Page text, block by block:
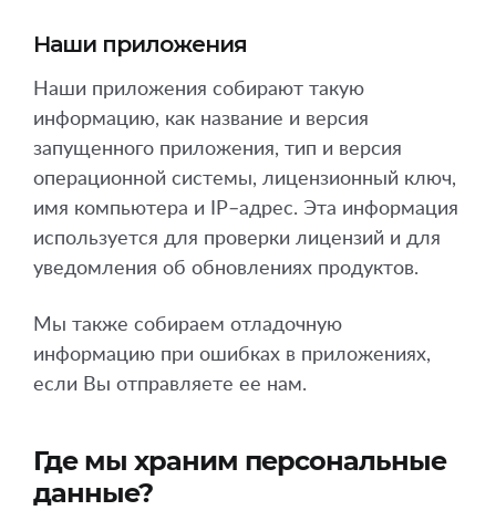
Наши приложения
Наши приложения собирают такую
информацию, как название и версия
запущенного приложения, тип и версия
операционной системы, лицензионный ключ,
имя компьютера и IP–адрес. Эта информация
используется для проверки лицензий и для
уведомления об обновлениях продуктов.
Мы также собираем отладочную
информацию при ошибках в приложениях,
если Вы отправляете ее нам.
Где мы храним персональные
данные?